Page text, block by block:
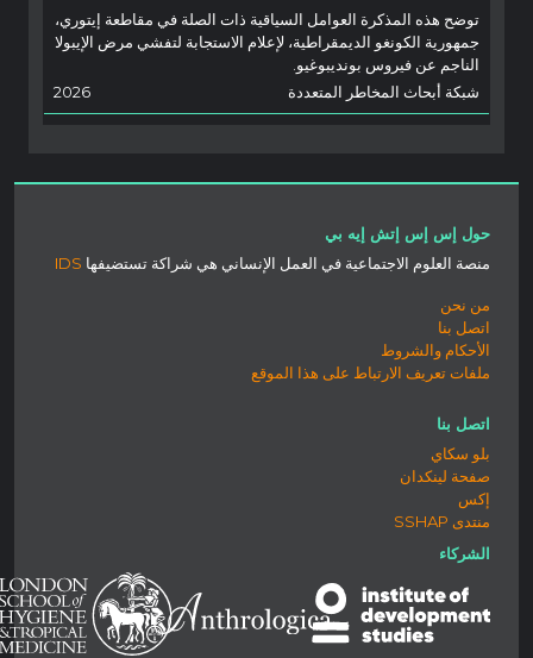
توضح هذه المذكرة العوامل السياقية ذات الصلة في مقاطعة إيتوري،
جمهورية الكونغو الديمقراطية، لإعلام الاستجابة لتفشي مرض الإيبولا
الناجم عن فيروس بونديبوغيو.
شبكة أبحاث المخاطر المتعددة
2026
حول إس إس إتش إيه بي
منصة العلوم الاجتماعية في العمل الإنساني هي شراكة تستضيفها IDS
من نحن
اتصل بنا
الأحكام والشروط
ملفات تعريف الارتباط على هذا الموقع
اتصل بنا
بلو سكاي
صفحة لينكدان
إكس
منتدى SSHAP
الشركاء